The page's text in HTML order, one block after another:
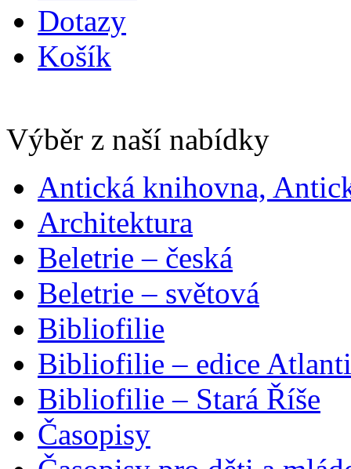
Dotazy
Košík
Výběr z naší nabídky
Antická knihovna,
Architektura
Beletrie – česká
Beletrie – světová
Bibliofilie
Bibliofilie – edice
Bibliofilie – Stará Říše
Časopisy